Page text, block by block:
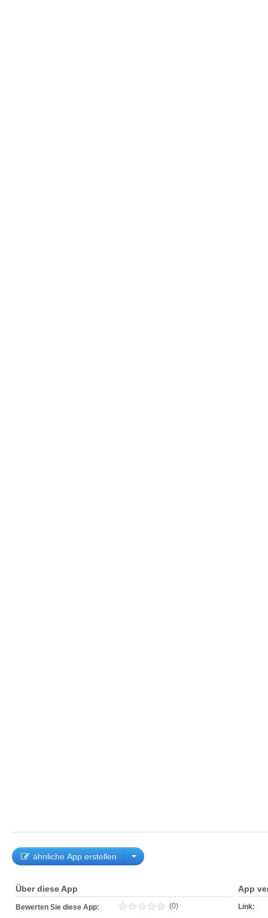
ähnliche App erstellen
Über diese App
Bewerten Sie diese App: (0)
App
Link: